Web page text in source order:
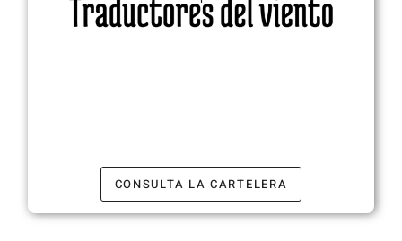
CONSULTA LA CARTELERA